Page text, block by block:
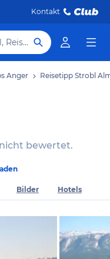
Kontakt
Hotel, Reiseziel
Anger Reisetipp Strobl
bewertet.
Bilder Hotels